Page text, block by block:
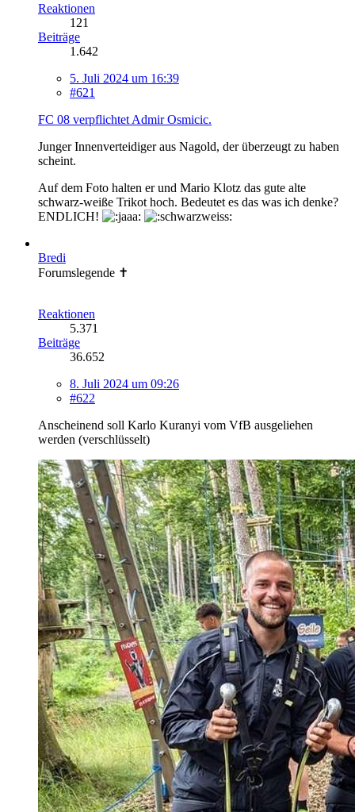
Reaktionen
121
Beiträge
1.642
5. Juli 2024 um 16:39
#621
FC 08 verpflichtet Admir Osmicic.
Junger Innenverteidiger aus Nagold, der überzeugt zu haben
scheint.
Auf dem Foto halten er und Mario Klotz das gute alte
schwarz-weiße Trikot hoch. Bedeutet es das was ich denke?
ENDLICH!
Bredi
Forumslegende ✝
Reaktionen
5.371
Beiträge
36.652
8. Juli 2024 um 09:26
#622
Anscheinend soll Karlo Kuranyi vom VfB ausgeliehen
werden (verschlüsselt)